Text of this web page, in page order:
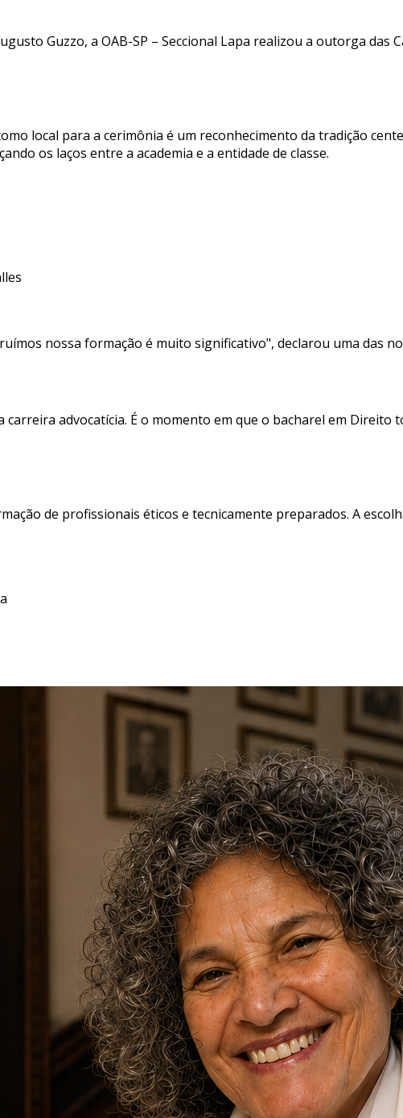
Guzzo, a OAB-SP – Seccional Lapa realizou a outorga
local para a cerimônia é um reconhecimento da tradição
os laços entre a academia e a entidade de classe.
nossa formação é muito significativo", declarou uma das
carreira advocatícia. É o momento em que o bacharel em
de profissionais éticos e tecnicamente preparados. A